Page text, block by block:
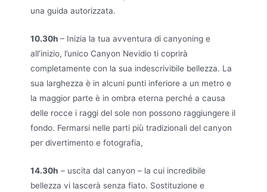
una guida autorizzata.
10.30h – Inizia la tua avventura di canyoning e
all’inizio, l’unico Canyon Nevidio ti coprirà
completamente con la sua indescrivibile bellezza. La
sua larghezza è in alcuni punti inferiore a un metro e
la maggior parte è in ombra eterna perché a causa
delle rocce i raggi del sole non possono raggiungere il
fondo. Fermarsi nelle parti più tradizionali del canyon
per divertimento e fotografia,
14.30h – uscita dal canyon – la cui incredibile
bellezza vi lascerà senza fiato. Sostituzione e